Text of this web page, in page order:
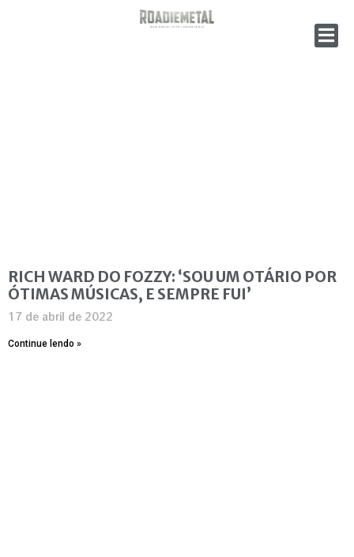
RICH WARD DO FOZZY: ‘SOU UM OTÁRIO POR
ÓTIMAS MÚSICAS, E SEMPRE FUI’
17 de abril de 2022
Continue lendo »